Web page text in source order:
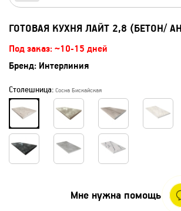
ГОТОВАЯ КУХНЯ ЛАЙТ 2,8 (БЕТОН/
Под заказ: ~10-15 дней
Бренд: Интерлиния
Столешница: Сосна Бискайская
Мне нужна помощь